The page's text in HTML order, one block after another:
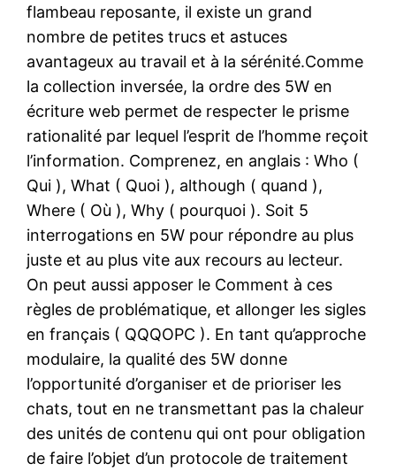
flambeau reposante, il existe un grand
nombre de petites trucs et astuces
avantageux au travail et à la sérénité.Comme
la collection inversée, la ordre des 5W en
écriture web permet de respecter le prisme
rationalité par lequel l’esprit de l’homme reçoit
l’information. Comprenez, en anglais : Who (
Qui ), What ( Quoi ), although ( quand ),
Where ( Où ), Why ( pourquoi ). Soit 5
interrogations en 5W pour répondre au plus
juste et au plus vite aux recours au lecteur.
On peut aussi apposer le Comment à ces
règles de problématique, et allonger les sigles
en français ( QQQOPC ). En tant qu’approche
modulaire, la qualité des 5W donne
l’opportunité d’organiser et de prioriser les
chats, tout en ne transmettant pas la chaleur
des unités de contenu qui ont pour obligation
de faire l’objet d’un protocole de traitement